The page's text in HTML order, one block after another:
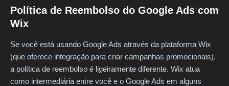
Política de Reembolso do Google Ads com
Wix
Se você está usando Google Ads através da plataforma Wix
(que oferece integração para criar campanhas promocionais),
a política de reembolso é ligeiramente diferente. Wix atua
como intermediária entre você e o Google Ads em alguns